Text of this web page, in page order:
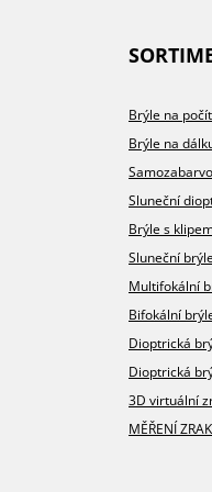
Brýle na
Brýle na
Sluneční
Brýle s
Sluneční brýle
Multifokální
Bifokální
Dioptrická
Dioptrická
3D virtuální
MĚŘENÍ